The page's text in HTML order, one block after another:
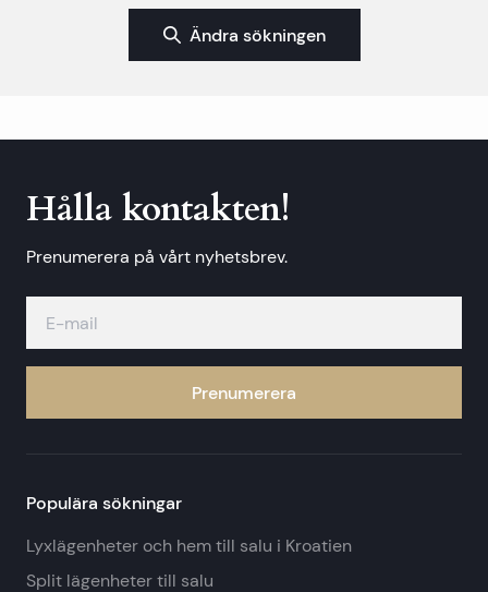
Ändra sökningen
Hålla kontakten!
Prenumerera på vårt nyhetsbrev.
Prenumerera
Populära sökningar
Lyxlägenheter och hem till salu i Kroatien
Split lägenheter till salu